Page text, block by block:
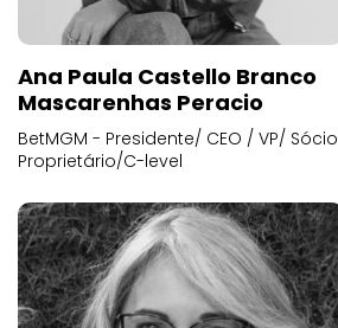
Ana Paula Castello Branco
Mascarenhas Peracio
BetMGM - Presidente/ CEO / VP/ Sócio
Proprietário/C-level